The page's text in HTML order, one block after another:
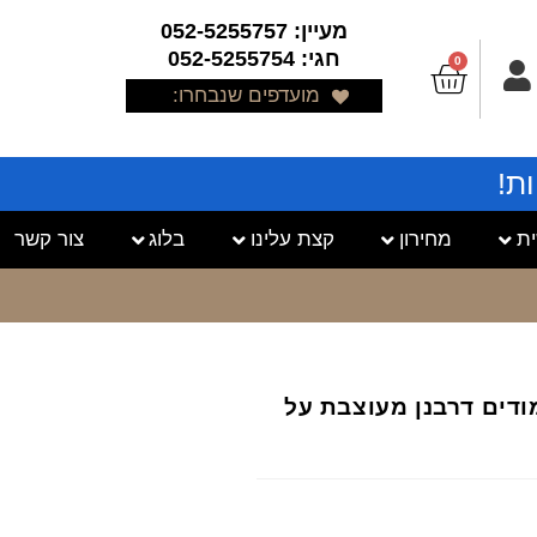
0
מעיין: 052-5255757
חגי: 052-5255754
מועדפים שנבחרו:
מחירון קצת עלינו בלוג צור קשר
דרבנן מעוצבת על